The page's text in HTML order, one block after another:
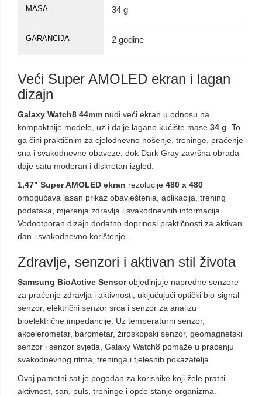
MASA 34 g
GARANCIJA 2 godine
Veći Super AMOLED ekran i lagan
dizajn
Galaxy Watch8 44mm nudi veći ekran u odnosu na
kompaktnije modele, uz i dalje lagano kućište mase 34 g . To
ga čini praktičnim za cjelodnevno nošenje, treninge, praćenje
sna i svakodnevne obaveze, dok Dark Gray završna obrada
daje satu moderan i diskretan izgled.
1,47" Super AMOLED ekran rezolucije 480 x 480
omogućava jasan prikaz obavještenja, aplikacija, trening
podataka, mjerenja zdravlja i svakodnevnih informacija.
Vodootporan dizajn dodatno doprinosi praktičnosti za aktivan
dan i svakodnevno korištenje.
Zdravlje, senzori i aktivan stil života
Samsung BioActive Sensorobjedinjuje napredne senzore
za praćenje zdravlja i aktivnosti, uključujući optički bio-signal
senzor, električni senzor srca i senzor za analizu
bioelektrične impedancije. Uz temperaturni senzor,
akcelerometar, barometar, žiroskopski senzor, geomagnetski
senzor i senzor svjetla, Galaxy Watch8 pomaže u praćenju
svakodnevnog ritma, treninga i tjelesnih pokazatelja.
Ovaj pametni sat je pogodan za korisnike koji žele pratiti
aktivnost, san, puls, treninge i opće stanje organizma.